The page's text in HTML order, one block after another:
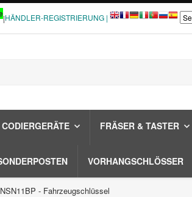
|HÄNDLER-REGISTRIERUNG |
CODIERGERÄTE FRÄSER & TASTER
VORHANGSCHLÖSSER
NSN11BP - Fahrzeugschlüssel